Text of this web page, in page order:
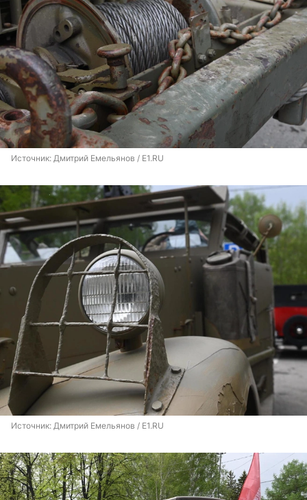
Источник: Дмитрий Емельянов / E1.RU
Источник: Дмитрий Емельянов / E1.RU